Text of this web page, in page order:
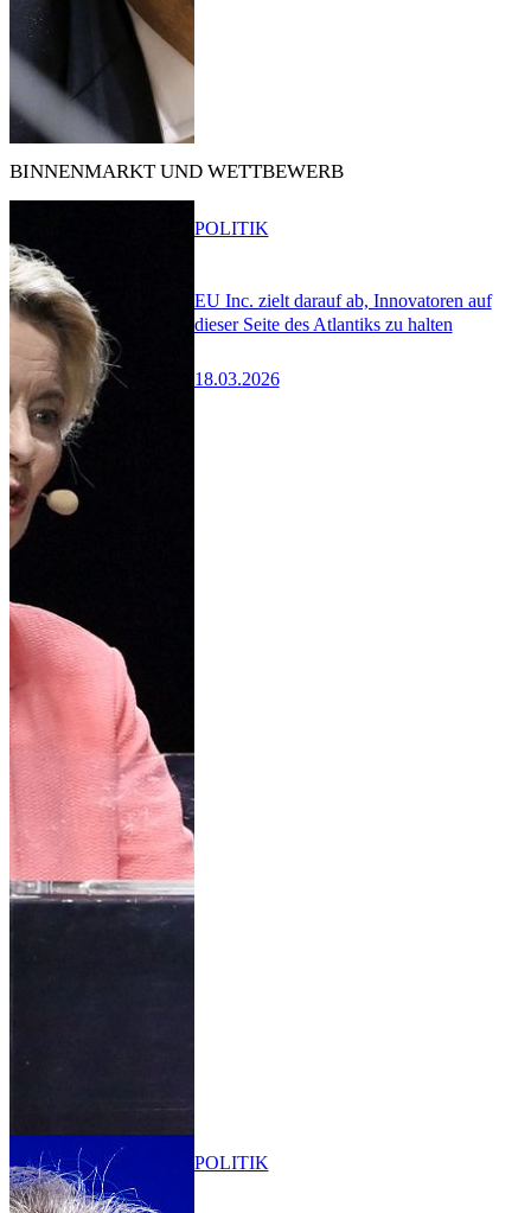
BINNENMARKT UND WETTBEWERB
EU Inc. zielt darauf ab, Innovatoren auf
dieser Seite des Atlantiks zu halten
18.03.2026
POLITIK
POLITIK